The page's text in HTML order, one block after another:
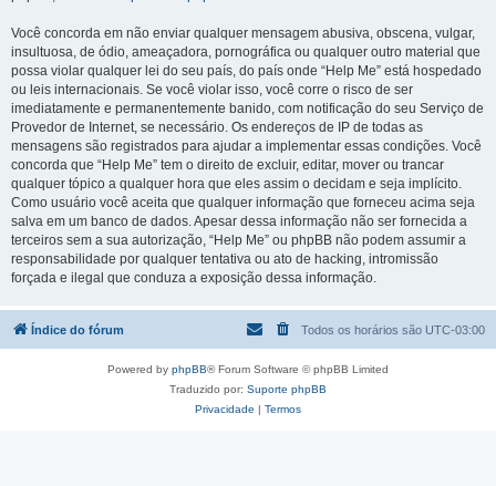
Você concorda em não enviar qualquer mensagem abusiva, obscena, vulgar,
insultuosa, de ódio, ameaçadora, pornográfica ou qualquer outro material que
possa violar qualquer lei do seu país, do país onde “Help Me” está hospedado
ou leis internacionais. Se você violar isso, você corre o risco de ser
imediatamente e permanentemente banido, com notificação do seu Serviço de
Provedor de Internet, se necessário. Os endereços de IP de todas as
mensagens são registrados para ajudar a implementar essas condições. Você
concorda que “Help Me” tem o direito de excluir, editar, mover ou trancar
qualquer tópico a qualquer hora que eles assim o decidam e seja implícito.
Como usuário você aceita que qualquer informação que forneceu acima seja
salva em um banco de dados. Apesar dessa informação não ser fornecida a
terceiros sem a sua autorização, “Help Me” ou phpBB não podem assumir a
responsabilidade por qualquer tentativa ou ato de hacking, intromissão
forçada e ilegal que conduza a exposição dessa informação.
Índice do fórum Todos os horários são UTC-03:00
Powered by phpBB® Forum Software © phpBB Limited
Traduzido por: Suporte phpBB
Privacidade | Termos